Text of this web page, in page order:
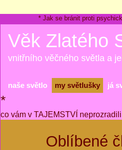
* Jak se bránit proti
Věk Zlatého
vnitřního věčného světla a
naše světlo my světlušky já
*
co vám v TAJEMSTVÍ
Oblíbené